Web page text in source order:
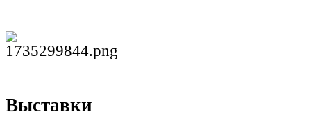
Выставки